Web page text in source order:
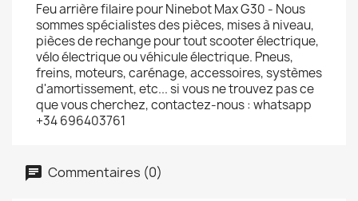
Feu arrière filaire pour Ninebot Max G30 - Nous
sommes spécialistes des pièces, mises à niveau,
pièces de rechange pour tout scooter électrique,
vélo électrique ou véhicule électrique. Pneus,
freins, moteurs, carénage, accessoires, systèmes
d'amortissement, etc... si vous ne trouvez pas ce
que vous cherchez, contactez-nous : whatsapp
+34 696403761
Commentaires (0)